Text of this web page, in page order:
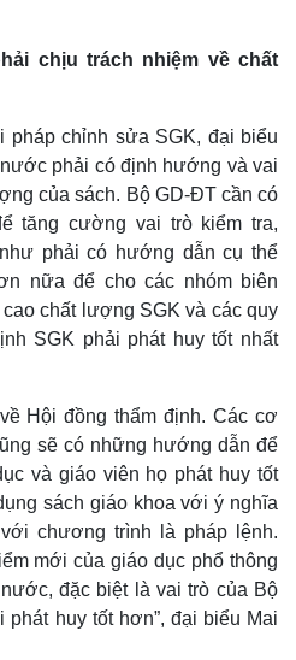
chịu trách nhiệm về chất
pháp chỉnh sửa SGK, đại biểu
phải có định hướng và vai
của sách. Bộ GD-ĐT cần có
tăng cường vai trò kiểm tra,
phải có hướng dẫn cụ thể
nữa để cho các nhóm biên
chất lượng SGK và các quy
SGK phải phát huy tốt nhất
Hội đồng thẩm định. Các cơ
sẽ có những hướng dẫn để
và giáo viên họ phát huy tốt
sách giáo khoa với ý nghĩa
chương trình là pháp lệnh.
mới của giáo dục phổ thông
đặc biệt là vai trò của Bộ
phát huy tốt hơn”, đại biểu Mai